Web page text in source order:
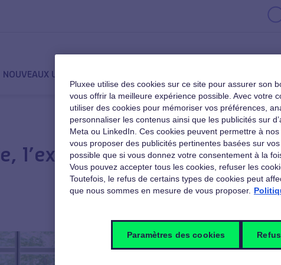
NOUVEAUX USAGES
l’exemple
A
Pour tout
Pluxee utilise des cookies sur ce site pour assurer son
vous offrir la meilleure expérience possible. Avec votre
utiliser des cookies pour mémoriser vos préférences,
personnaliser les contenus ainsi que les publicités sur
Meta ou LinkedIn. Ces cookies peuvent permettre à
vous proposer des publicités pertinentes basées sur
possible que si vous donnez votre consentement à la
Vous pouvez accepter tous les cookies, refuser les
Toutefois, le refus de certains types de cookies peut
que nous sommes en mesure de vous proposer.
Paramètres des cookies